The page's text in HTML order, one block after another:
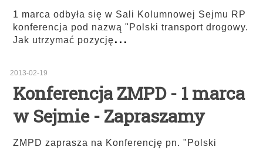
1 marca odbyła się w Sali Kolumnowej Sejmu RP
konferencja pod nazwą "Polski transport drogowy.
Jak utrzymać pozycję...
2013-02-19
Konferencja ZMPD - 1 marca
w Sejmie - Zapraszamy
ZMPD zaprasza na Konferencję pn. "Polski